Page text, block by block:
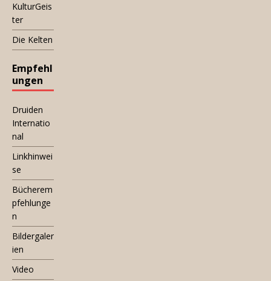
KulturGeis
ter
Die Kelten
Empfehl
ungen
Druiden
Internatio
nal
Linkhinwei
se
Bücherem
pfehlunge
n
Bildergaler
ien
Video